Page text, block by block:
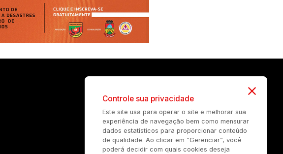
Controle sua privacidade
Este site usa para operar o site e melhorar sua
experiência de navegação bem como mensurar
dados estatísticos para proporcionar conteúdo
de qualidade. Ao clicar em “Gerenciar”, você
poderá decidir com quais cookies deseja